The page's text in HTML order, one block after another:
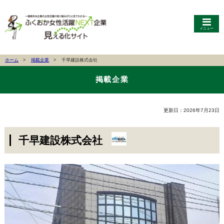
メニュー
ホーム 掲載企業 千早建設株式会社
掲載企業
更新日：2026年7月23日
千早建設株式会社